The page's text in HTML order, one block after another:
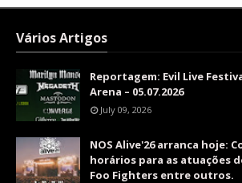
Vários Artigos
Reportagem: Evil Live
Arena – 05.07.2026
July 09, 2026
NOS Alive'26 arranca hoje:
horários para as atuações
Foo Fighters entre outros.